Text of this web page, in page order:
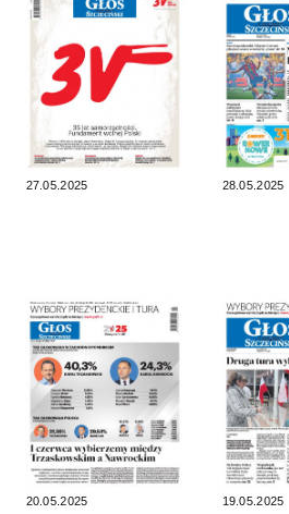
27.05.2025 28.05.2025
20.05.2025 19.05.2025